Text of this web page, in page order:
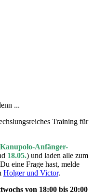
...
Training für
Kanupolo-Anfänger-
18.05.) und laden alle zum
eine Frage hast, melde
Holger und Victor.
von 18:00 bis 20:00